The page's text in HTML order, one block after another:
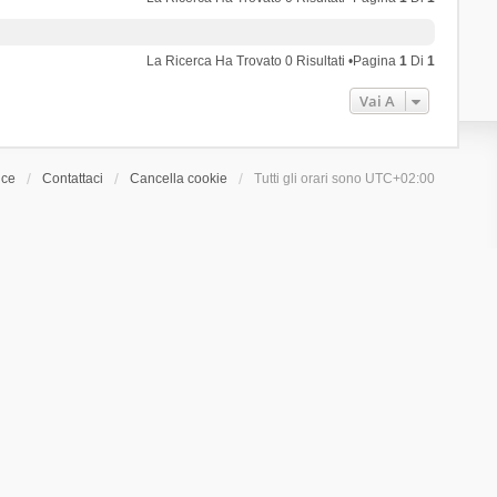
La Ricerca Ha Trovato 0 Risultati •Pagina1 Di1
Vai A
Contattaci Cancella cookie Tutti gli orari sono UTC+02:00